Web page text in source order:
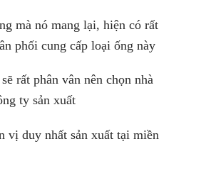
mà nó mang lại, hiện có rất
phối cung cấp loại ống này
rất phân vân nên chọn nhà
ty sản xuất
vị duy nhất sản xuất tại miền